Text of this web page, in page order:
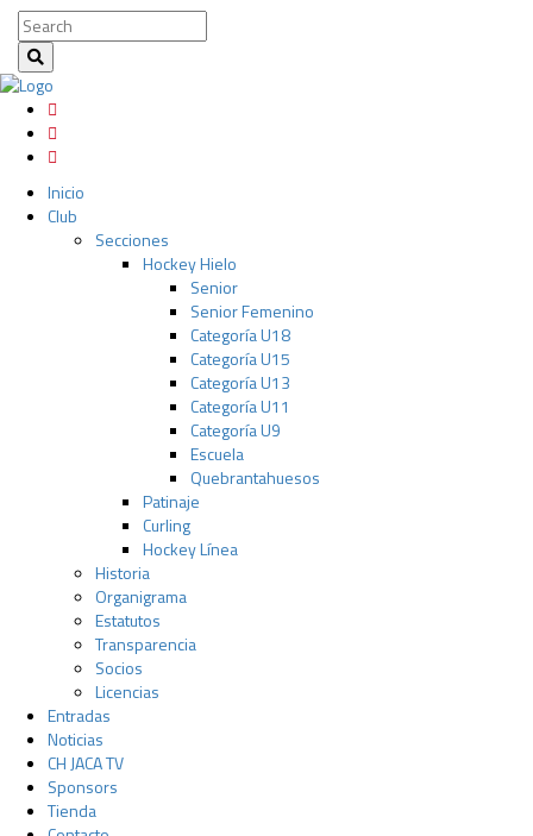
Inicio
Club
Secciones
Hockey Hielo
Senior
Senior Femenino
Categoría U18
Categoría U15
Categoría U13
Categoría U11
Categoría U9
Escuela
Quebrantahuesos
Patinaje
Curling
Hockey Línea
Historia
Organigrama
Estatutos
Transparencia
Socios
Licencias
Entradas
Noticias
CH JACA TV
Sponsors
Tienda